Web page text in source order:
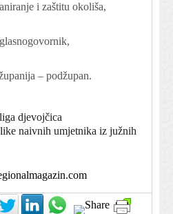
i zaštitu okoliša,
– podžupan.
djevojčica
naivnih umjetnika iz južnih